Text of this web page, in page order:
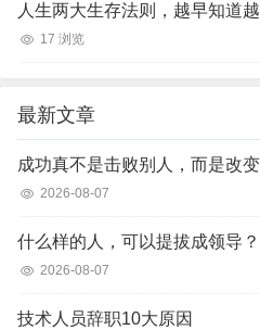
人生两大生存法则，越早知道
17 浏览
最新文章
成功真不是击败别人，而是改
2026-08-07
什么样的人，可以提拔成领导？
2026-08-07
技术人员辞职10大原因